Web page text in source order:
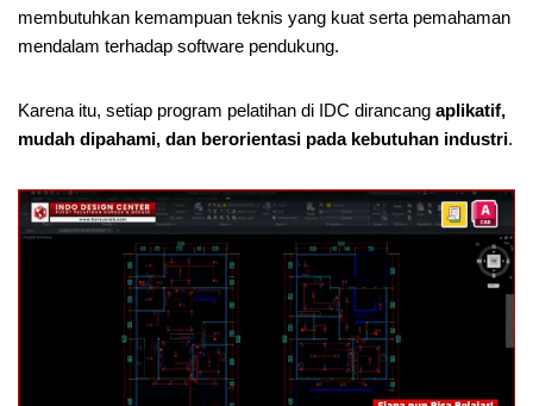
membutuhkan kemampuan teknis yang kuat serta pemahaman
mendalam terhadap software pendukung.
Karena itu, setiap program pelatihan di IDC dirancang aplikatif,
mudah dipahami, dan berorientasi pada kebutuhan industri.